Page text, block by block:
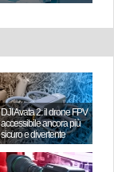
DJI Avata 2: il drone FPV
accessibile ancora più
sicuro e divertente